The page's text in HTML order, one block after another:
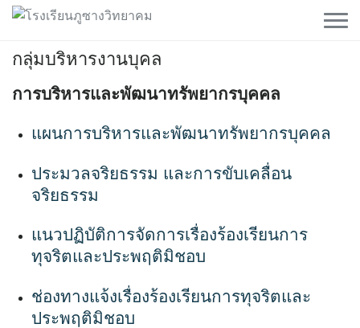
Skip
content
กลุ่มบริหารงานบุคล
การบริหารและพัฒนาทรัพยากรบุคคล
แผนการบริหารและพัฒนาทรัพยากรบุคคล
ประมวลจริยธรรม และการขับเคลื่อน
จริยธรรม
แนวปฏิบัติการจัดการเรื่องร้องเรียนการ
ทุจริตและประพฤติมิชอบ
ช่องทางแจ้งเรื่องร้องเรียนการทุจริตและ
ประพฤติมิชอบ